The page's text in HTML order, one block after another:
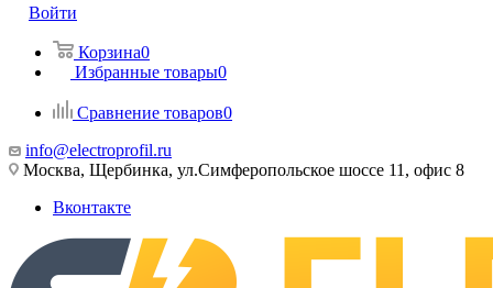
Войти
Корзина0
Избранные товары0
Сравнение товаров0
info@electroprofil.ru
Москва, Щербинка, ул.Симферопольское шоссе 11, офис 8
Вконтакте